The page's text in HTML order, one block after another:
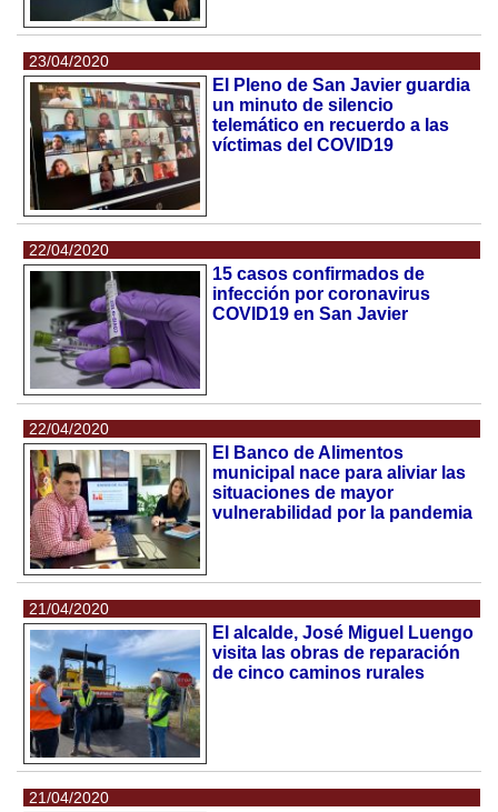
23/04/2020
El Pleno de San Javier guardia
un minuto de silencio
telemático en recuerdo a las
víctimas del COVID19
22/04/2020
15 casos confirmados de
infección por coronavirus
COVID19 en San Javier
22/04/2020
El Banco de Alimentos
municipal nace para aliviar las
situaciones de mayor
vulnerabilidad por la pandemia
21/04/2020
El alcalde, José Miguel Luengo
visita las obras de reparación
de cinco caminos rurales
21/04/2020